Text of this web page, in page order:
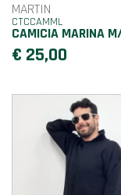
MARTIN
CTCCAMML
CAMICIA MARINA
€ 25,00